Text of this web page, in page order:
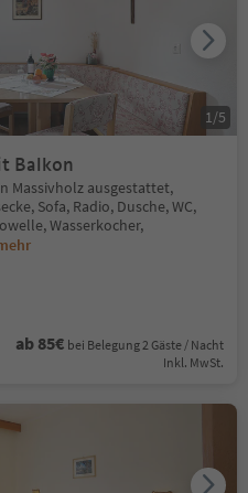
mit Balkon
Massivholz ausgestattet,
Sofa, Radio, Dusche, WC,
Wasserkocher,
ab 85€ bei Belegung 2 Gäste / Nacht
Inkl. MwSt.
1 /5